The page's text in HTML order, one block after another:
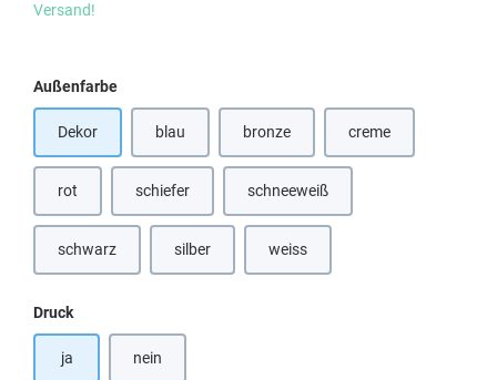
Versand!
Außenfarbeauswählen
Dekor blau(Diese Option ist zurzeit nicht verfügbar.)
bronze(Diese Option ist zurzeit nicht
creme(Diese Option ist
rot schiefer schneeweiß
schwarz silber weiss(Diese Option ist zurzeit nicht
Druckauswählen
ja nein